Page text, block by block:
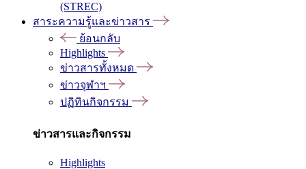
(STREC)
สาระความรู้และข่าวสาร
ย้อนกลับ
Highlights
ข่าวสารทั้งหมด
ข่าวจุฬาฯ
ปฏิทินกิจกรรม
ข่าวสารและกิจกรรม
Highlights